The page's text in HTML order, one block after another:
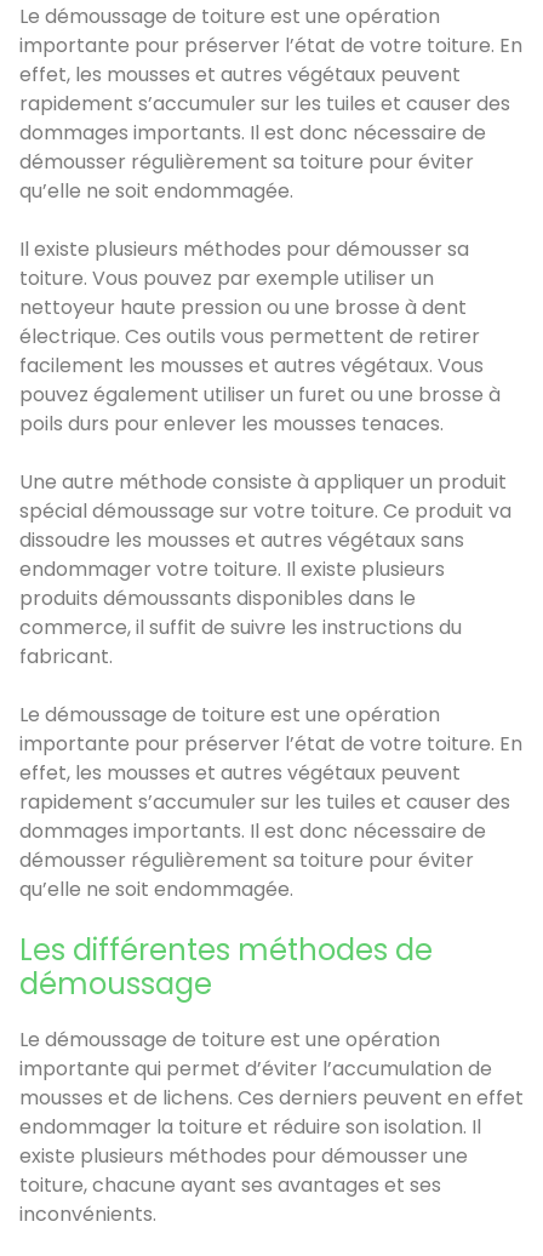
Le démoussage de toiture est une opération
importante pour préserver l’état de votre toiture. En
effet, les mousses et autres végétaux peuvent
rapidement s’accumuler sur les tuiles et causer des
dommages importants. Il est donc nécessaire de
démousser régulièrement sa toiture pour éviter
qu’elle ne soit endommagée.
Il existe plusieurs méthodes pour démousser sa
toiture. Vous pouvez par exemple utiliser un
nettoyeur haute pression ou une brosse à dent
électrique. Ces outils vous permettent de retirer
facilement les mousses et autres végétaux. Vous
pouvez également utiliser un furet ou une brosse à
poils durs pour enlever les mousses tenaces.
Une autre méthode consiste à appliquer un produit
spécial démoussage sur votre toiture. Ce produit va
dissoudre les mousses et autres végétaux sans
endommager votre toiture. Il existe plusieurs
produits démoussants disponibles dans le
commerce, il suffit de suivre les instructions du
fabricant.
Le démoussage de toiture est une opération
importante pour préserver l’état de votre toiture. En
effet, les mousses et autres végétaux peuvent
rapidement s’accumuler sur les tuiles et causer des
dommages importants. Il est donc nécessaire de
démousser régulièrement sa toiture pour éviter
qu’elle ne soit endommagée.
Les différentes méthodes de
démoussage
Le démoussage de toiture est une opération
importante qui permet d’éviter l’accumulation de
mousses et de lichens. Ces derniers peuvent en effet
endommager la toiture et réduire son isolation. Il
existe plusieurs méthodes pour démousser une
toiture, chacune ayant ses avantages et ses
inconvénients.